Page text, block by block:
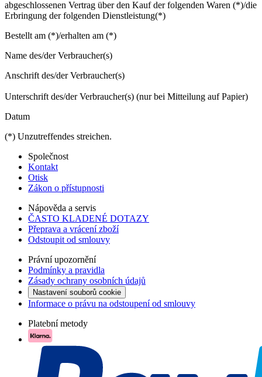
abgeschlossenen Vertrag über den Kauf der folgenden Waren (*)/die
Erbringung der folgenden Dienstleistung(*)
Bestellt am (*)/erhalten am (*)
Name des/der Verbraucher(s)
Anschrift des/der Verbraucher(s)
Unterschrift des/der Verbraucher(s) (nur bei Mitteilung auf Papier)
Datum
(*) Unzutreffendes streichen.
Společnost
Kontakt
Otisk
Zákon o přístupnosti
Nápověda a servis
ČASTO KLADENÉ DOTAZY
Přeprava a vrácení zboží
Odstoupit od smlouvy
Právní upozornění
Podmínky a pravidla
Zásady ochrany osobních údajů
Nastavení souborů cookie
Informace o právu na odstoupení od smlouvy
Platební metody